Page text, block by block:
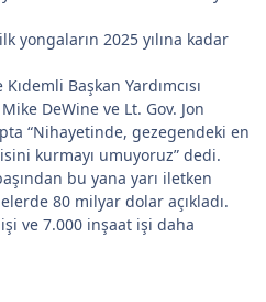
yongaların 2025 yılına kadar
Başkan Yardımcısı
DeWine ve Lt. Gov. Jon
“Nihayetinde, gezegendeki en
kurmayı umuyoruz” dedi.
bu yana yarı iletken
80 milyar dolar açıkladı.
ve 7.000 inşaat işi daha